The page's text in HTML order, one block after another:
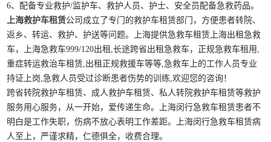
6、配备专业救护/监护车、救护人员、护士、安全员配备急救药品。
上海救护车租赁公司成立了专门的救护车租赁部门，方便患者转院、
返乡、转运、救护、护送等问题。上海提供急救车租赁上海出租急救
车，上海急救车999/120出租,长途跨省出租急救车，正规急救车租用,
重症转运救治车租赁,出租正规救援车等等,急救车上的工作人员专业
持证上岗,急救人员受过诊断患者伤势的训练,欢迎您的咨询！
跨省转院救护车租赁、成人救护车租赁、私人转院救护车租赁等救护
服务用心服务，从一开始，爱传递生命。上海闵行急救车租赁患者不
明白是工作失职，伤病不放心表明工作差距。上海闵行急救车租赁病
人至上，严谨求精，仁德俱全，收费合理。